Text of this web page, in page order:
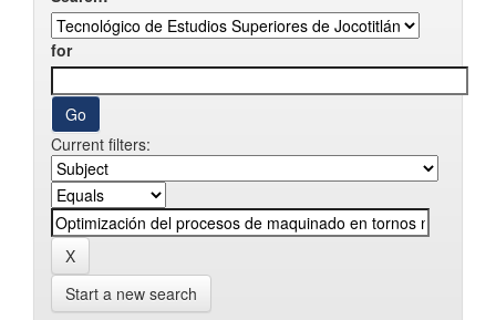
for
Current filters:
Start a new search